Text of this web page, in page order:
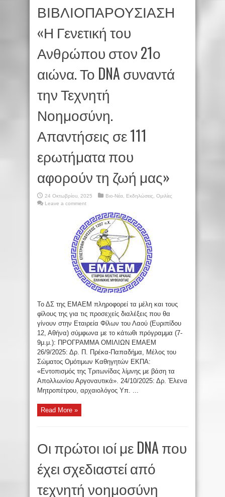
ΒΙΒΛΙΟΠΑΡΟΥΣΙΑΣΗ
«Η Γενετική του
Ανθρώπου στον 21ο
αιώνα. Το DNA συναντά
την Τεχνητή
Νοημοσύνη.
Απαντήσεις σε 111
ερωτήματα που
αφορούν τη ζωή μας»
24 Οκτωβρίου, 2025 Βιο-Νέα Εκδηλώσεις
Ομιλίες
Leave a comment
Το ΔΣ της ΕΜΑΕΜ πληροφορεί τα μέλη και τους
φίλους της για τις προσεχείς διαλέξεις που θα
γίνουν στην Εταιρεία Φίλων του Λαού (Ευριπίδου
12, Αθήνα) σύμφωνα με το κάτωθι πρόγραμμα (7-
9μ.μ.): ΠΡΟΓΡΑΜΜΑ ΟΜΙΛΙΩΝ ΕΜΑΕΜ
26/9/2025: Δρ. Π. Πρέκα-Παπαδήμα, Μέλος του
Σώματος Ομότιμων Καθηγητών ΕΚΠΑ:
«Εντοπισμός της Τριτωνίδας λίμνης με βάση τα
Απολλωνίου Αργοναυτικά». 24/10/2025: Δρ. Έλενα
Μητροπέτρου, αρχαιολόγος Υπ. ...
Read More »
Οι πρώτοι ιοί με DNA που
έχει σχεδιαστεί από
τεχνητή νοημοσύνη